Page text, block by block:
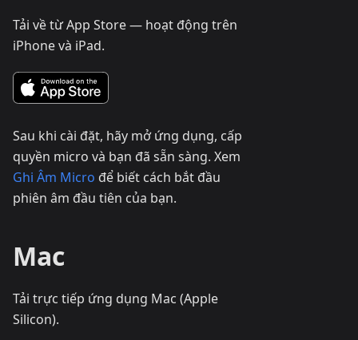
Tải về từ App Store — hoạt động trên
iPhone và iPad.
Sau khi cài đặt, hãy mở ứng dụng, cấp
quyền micro và bạn đã sẵn sàng. Xem
Ghi Âm Micro để biết cách bắt đầu
phiên âm đầu tiên của bạn.
Mac
Tải trực tiếp ứng dụng Mac (Apple
Silicon).